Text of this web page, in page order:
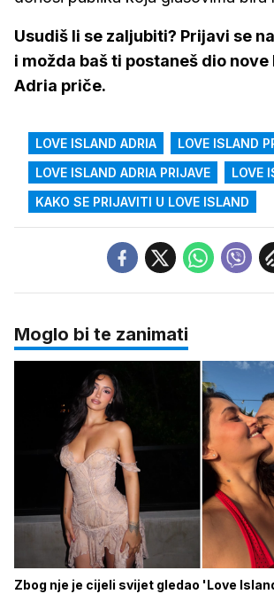
Usudiš li se zaljubiti? Prijavi se na
i možda baš ti postaneš dio nove
Adria priče.
LOVE ISLAND ADRIA
LOVE ISLAND
LOVE ISLAND ADRIA PRIJAVE
LOVE
KAKO SE PRIJAVITI U LOVE ISLAND
Moglo bi te zanimati
Zbog nje je cijeli svijet gledao 'Love